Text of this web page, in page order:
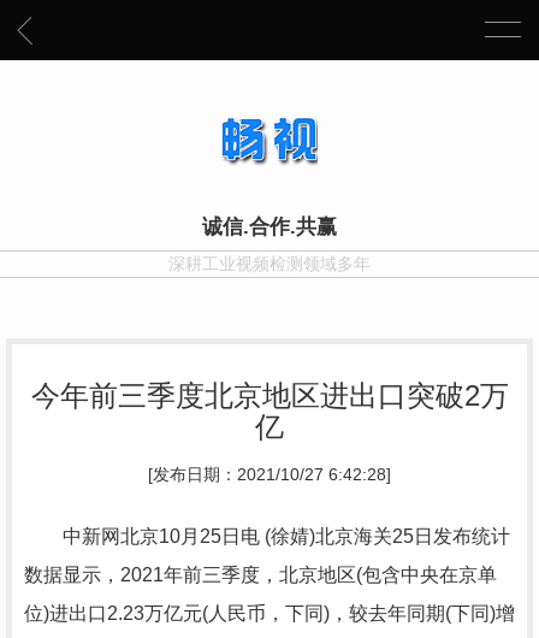
诚信.合作.共赢
深耕工业视频检测领域多年
今年前三季度北京地区进出口突破2万
亿
[发布日期：2021/10/27 6:42:28]
中新网北京10月25日电 (徐婧)北京海关25日发布统计
数据显示，2021年前三季度，北京地区(包含中央在京单
位)进出口2.23万亿元(人民币，下同)，较去年同期(下同)增